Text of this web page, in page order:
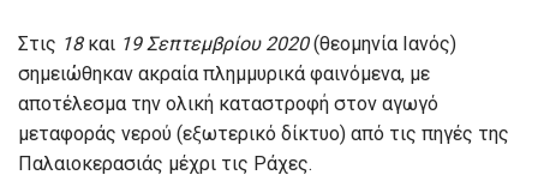
Στις 18και 19 Σεπτεμβρίου 2020(θεομηνία Ιανός)
σημειώθηκαν ακραία πλημμυρικά φαινόμενα, με
αποτέλεσμα την ολική καταστροφή στον αγωγό
μεταφοράς νερού (εξωτερικό δίκτυο) από τις πηγές της
Παλαιοκερασιάς μέχρι τις Ράχες.